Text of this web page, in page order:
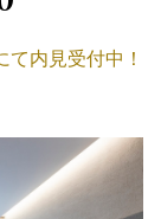
内見受付中！